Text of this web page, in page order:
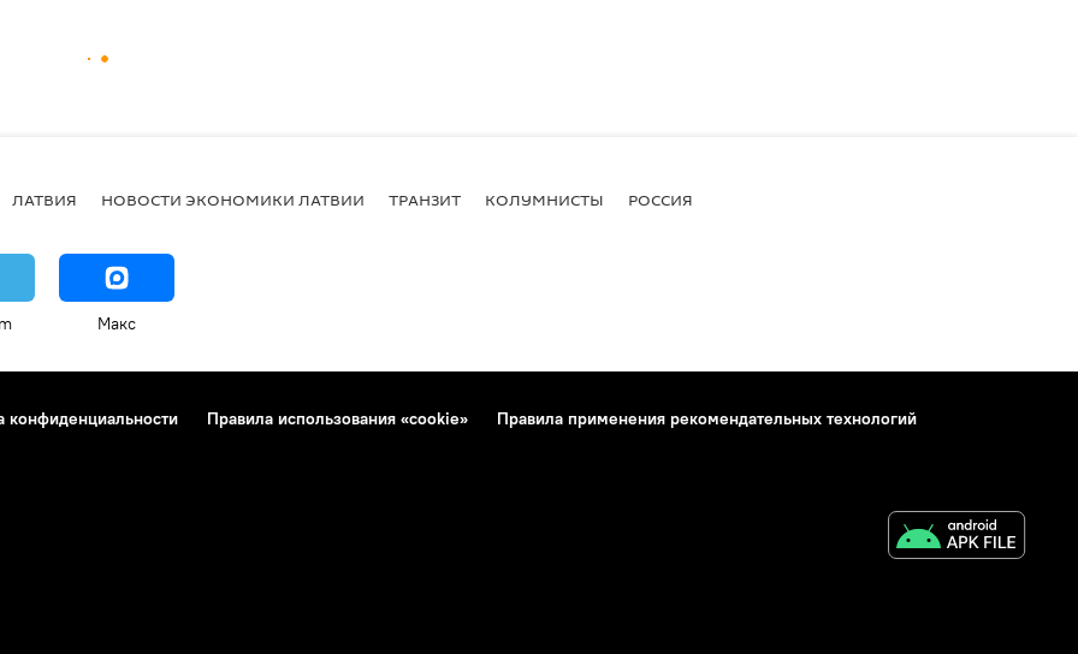
ЛАТВИЯ НОВОСТИ ЭКОНОМИКИ ЛАТВИИ ТРАНЗИТ КОЛУМНИСТЫ РОССИЯ
Макс
конфиденциальности Правила использования «cookie»
Правила применения рекомендательных технологий